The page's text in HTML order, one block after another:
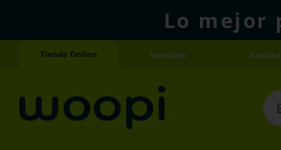
Lo mejor
Tienda Online Servicios